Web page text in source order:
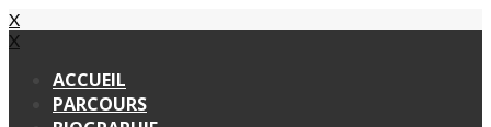
X
X
ACCUEIL
PARCOURS